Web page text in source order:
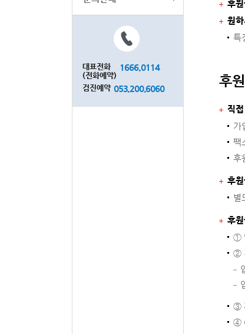
대표전화
(전화예약)
1666.0114
검진예약 053.200.6060
후
원
특
후
직
가
팩
후
후
별
후
①
②
③
④